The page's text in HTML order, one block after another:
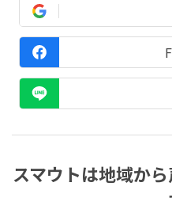
スマウトは地域か